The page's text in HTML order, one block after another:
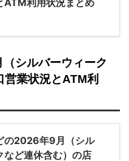
ATM利用状況まとめ
シルバーウィーク
業状況とATM利
の2026年9月（シル
など連休含む）の店